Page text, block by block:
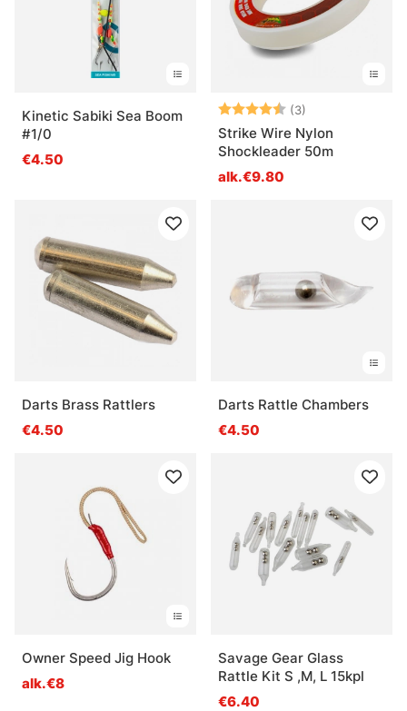
Kinetic Sabiki Sea Boom
#1/0
€4.50
Arvio: (3)
Strike Wire Nylon
Shockleader 50m
alk.€9.80
Darts Brass Rattlers
€4.50
Darts Rattle Chambers
€4.50
Owner Speed Jig Hook
alk.€8
Savage Gear Glass
Rattle Kit S ,M, L 15kpl
€6.40